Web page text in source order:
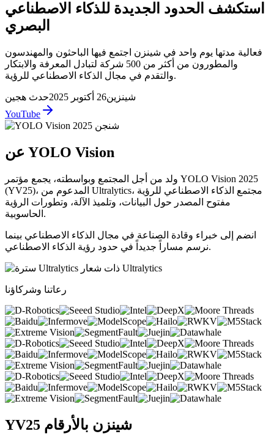
استكشف الحدود الجديدة للذكاء الاصطناعي
البصري
فعالية مدتها يوم واحد في شينزن اجتمع فيها الباحثون والمهندسون
والمطورون من أكثر من 500 شركة لتبادل المعرفة والابتكار
والتقدم في مجال الذكاء الاصطناعي للرؤية.
شينزين26 أكتوبر 2025
حدث هجين
YouTube
عن YOLO Vision
ولد من أجل المجتمع وبواسطته، يجمع مؤتمر YOLO Vision 2025
(YV25)، المدعوم من Ultralytics، مجتمع الذكاء الاصطناعي للرؤية
مفتوح المصدر حول البيانات، وتلميذ الآلة، وتطورات الرؤية
الحاسوبية.
انضم إلى خبراء وقادة الصناعة في مجال الذكاء الاصطناعي بينما
نرسم مساراً جديداً في حدود رؤية الذكاء الاصطناعي.
رعاتنا وشركاؤنا
YV25 شينزن بالأرقام